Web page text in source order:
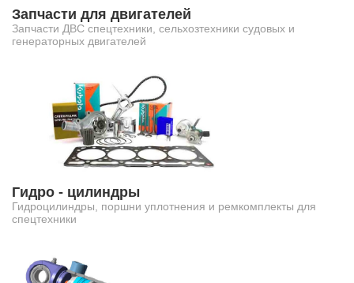
Запчасти для двигателей
Запчасти ДВС спецтехники, сельхозтехники судовых и
генераторных двигателей
Гидро - цилиндры
Гидроцилиндры, поршни уплотнения и ремкомплекты для
спецтехники